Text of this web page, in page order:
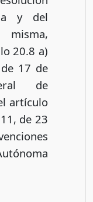
y del
20.8 a)
17 de
de
artículo
de 23